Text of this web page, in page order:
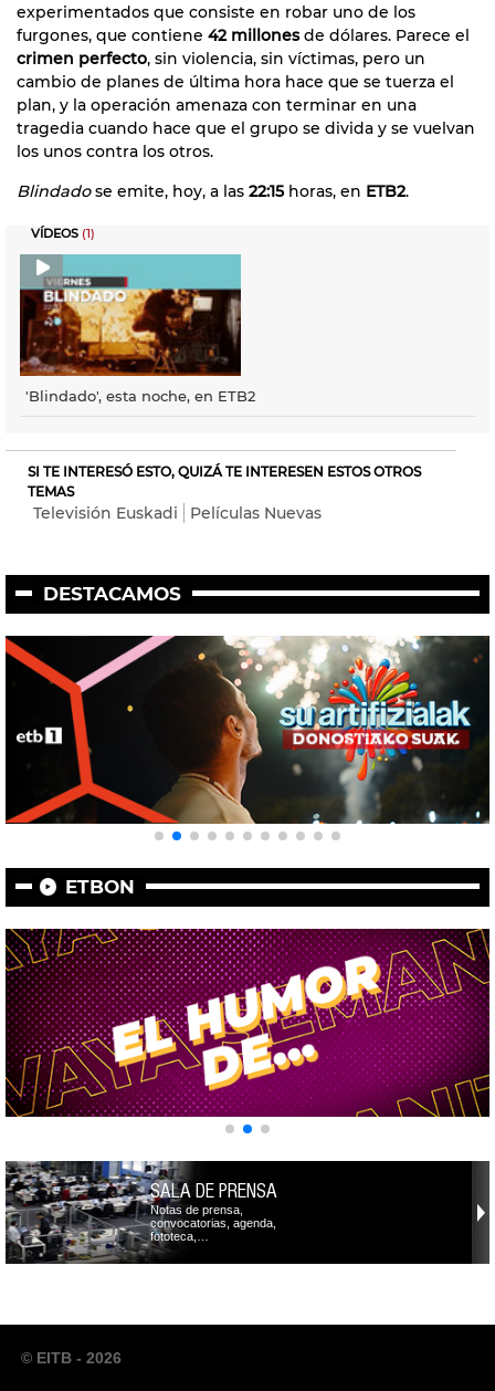
experimentados que consiste en robar uno de los
furgones, que contiene 42 millonesde dólares. Parece el
crimen perfecto, sin violencia, sin víctimas, pero un
cambio de planes de última hora hace que se tuerza el
plan, y la operación amenaza con terminar en una
tragedia cuando hace que el grupo se divida y se vuelvan
los unos contra los otros.
Blindadose emite, hoy, a las 22:15horas, en ETB2.
VÍDEOS (1)
'Blindado', esta noche, en ETB2
SI TE INTERESÓ ESTO, QUIZÁ TE INTERESEN ESTOS OTROS
TEMAS
Televisión Euskadi Películas Nuevas
DESTACAMOS
ETBON
SALA DE PRENSA
Notas de prensa,
convocatorias, agenda,
fototeca,…
© EITB - 2026